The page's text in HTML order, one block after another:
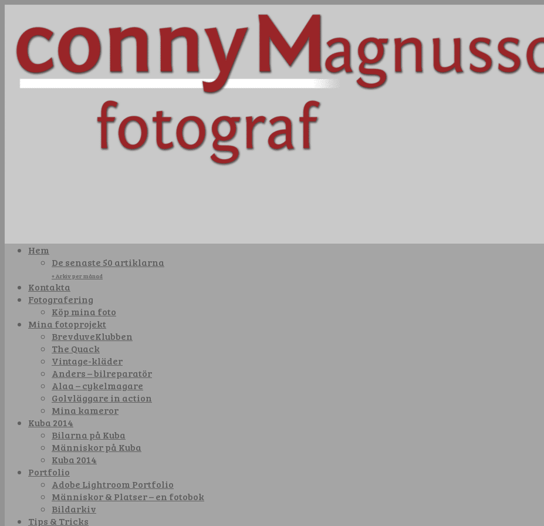
Hem
De senaste 50 artiklarna
+ Arkiv per månad
Kontakta
Fotografering
Köp mina foto
Mina fotoprojekt
BrevduveKlubben
The Quack
Vintage-kläder
Anders – bilreparatör
Alaa – cykelmagare
Golvläggare in action
Mina kameror
Kuba 2014
Bilarna på Kuba
Människor på Kuba
Kuba 2014
Portfolio
Adobe Lightroom Portfolio
Människor & Platser – en fotobok
Bildarkiv
Tips & Tricks